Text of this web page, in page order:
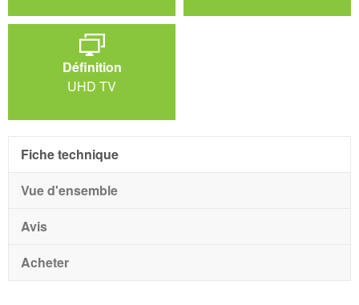
Définition
UHD TV
Fiche technique
Vue d'ensemble
Avis
Acheter